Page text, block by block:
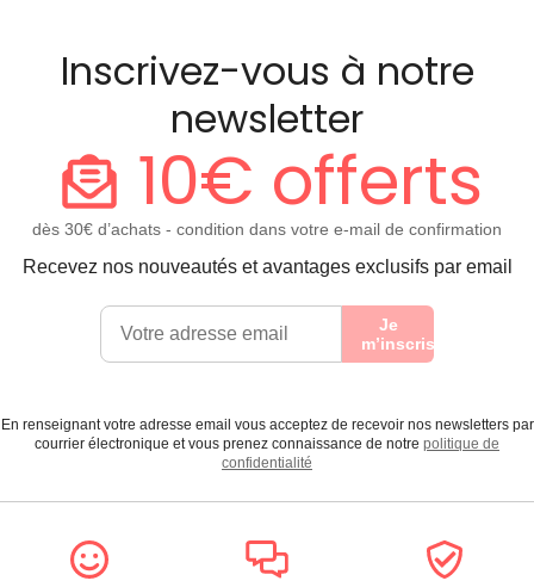
Inscrivez-vous à notre
newsletter
10€ offerts
dès 30€ d’achats - condition dans votre e-mail de confirmation
Recevez nos nouveautés et avantages exclusifs par email
Je
m’inscris
En renseignant votre adresse email vous acceptez de recevoir nos newsletters par
courrier électronique et vous prenez connaissance de notre politique de
confidentialité